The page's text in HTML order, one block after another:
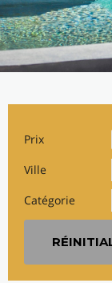
Prix
Ville
Catégorie